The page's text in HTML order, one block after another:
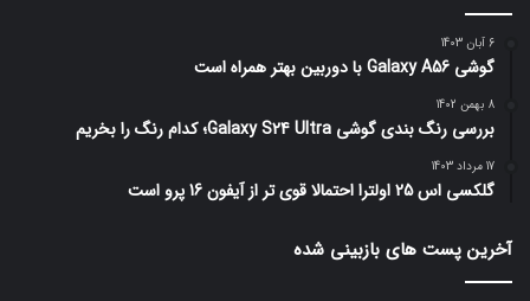
6 آبان 1403
گوشی Galaxy A56 با دوربین بهتر همراه است
8 بهمن 1402
بررسی رنگ بندی گوشی Galaxy S24 Ultra؛ کدام رنگ را بخریم
17 مرداد 1403
گلکسی اس 25 اولترا احتمالا قوی تر از آیفون 16 پرو است
آخرین پست های بازبینی شده